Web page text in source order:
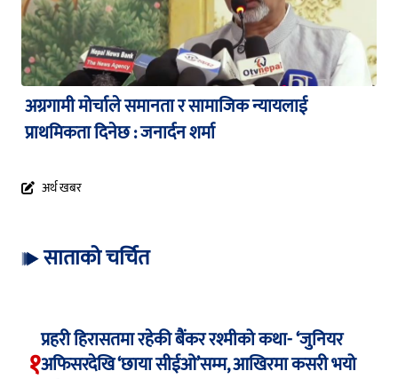
अग्रगामी मोर्चाले समानता र सामाजिक न्यायलाई
प्राथमिकता दिनेछ : जनार्दन शर्मा
अर्थ खबर
साताको चर्चित
१
प्रहरी हिरासतमा रहेकी बैंकर रश्मीको कथा- ‘जुनियर
अफिसरदेखि ‘छाया सीईओ’सम्म, आखिरमा कसरी भयो